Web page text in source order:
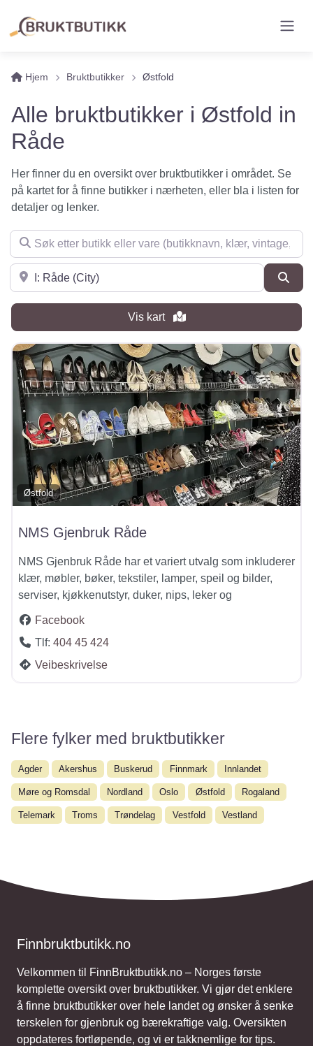
Hjem Bruktbutikker Østfold
Alle bruktbutikker i Østfold in
Råde
Her finner du en oversikt over bruktbutikker i området. Se
på kartet for å finne butikker i nærheten, eller bla i listen for
detaljer og lenker.
Søk etter butikk eller vare (butikknavn, klær, vintage, møbler
Søk i nærheten
Vis kart
Østfold
NMS Gjenbruk Råde
NMS Gjenbruk Råde har et variert utvalg som inkluderer
klær, møbler, bøker, tekstiler, lamper, speil og bilder,
serviser, kjøkkenutstyr, duker, nips, leker og
Facebook
Tlf: 404 45 424
Veibeskrivelse
Flere fylker med bruktbutikker
Agder Akershus Buskerud Finnmark Innlandet
Møre og Romsdal Nordland Oslo Østfold Rogaland
Telemark Troms Trøndelag Vestfold Vestland
Finnbruktbutikk.no
Velkommen til FinnBruktbutikk.no – Norges første
komplette oversikt over bruktbutikker. Vi gjør det enklere
å finne bruktbutikker over hele landet og ønsker å senke
terskelen for gjenbruk og bærekraftige valg. Oversikten
oppdateres fortløpende, og vi er takknemlige for tips.